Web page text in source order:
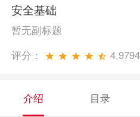
安全基础
暂无副标题
评分：
介绍 目录